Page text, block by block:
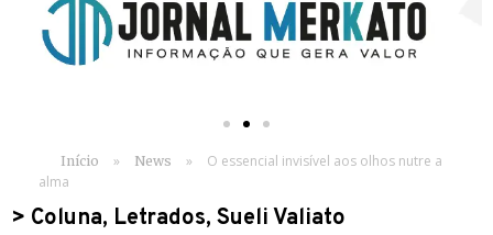
Início » News »
O essencial invisível aos olhos nutre a
alma
> Coluna, Letrados, Sueli Valiato